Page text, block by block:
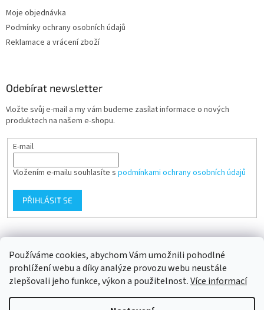
Používáme cookies, abychom Vám umožnili pohodlné
prohlížení webu a díky analýze provozu webu neustále
zlepšovali jeho funkce, výkon a použitelnost.Více informací
Moje objednávka
Podmínky ochrany osobních údajů
Reklamace a vrácení zboží
Odebírat newsletter
Vložte svůj e-mail a my vám budeme zasílat informace o nových
produktech na našem e-shopu.
E-mail
Vložením e-mailu souhlasíte s podmínkami ochrany osobních údajů
PŘIHLÁSIT SE